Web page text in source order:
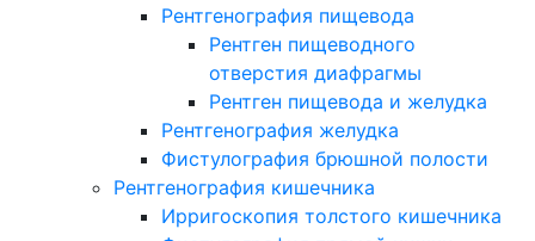
Рентгенография пищевода
Рентген пищеводного
отверстия диафрагмы
Рентген пищевода и желудка
Рентгенография желудка
Фистулография брюшной полости
Рентгенография кишечника
Ирригоскопия толстого кишечника